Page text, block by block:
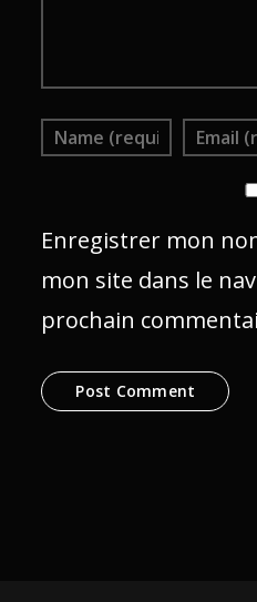
Enregistrer mon
mon site dans le
prochain